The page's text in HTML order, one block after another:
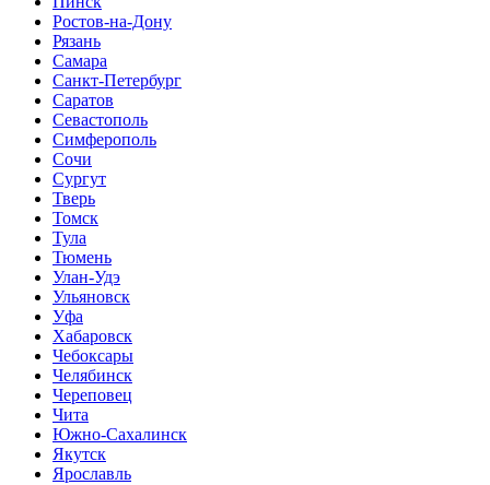
Ростов-на-Дону
Рязань
Самара
Санкт-Петербург
Саратов
Севастополь
Симферополь
Сочи
Сургут
Тверь
Томск
Тула
Тюмень
Улан-Удэ
Ульяновск
Уфа
Хабаровск
Чебоксары
Челябинск
Череповец
Чита
Южно-Сахалинск
Якутск
Ярославль